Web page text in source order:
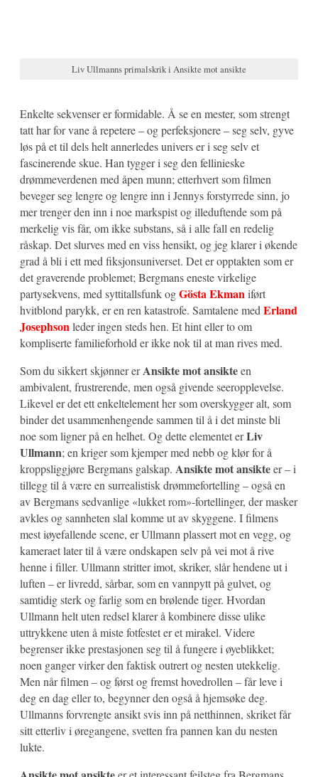
Liv Ullmanns primalskrik i Ansikte mot ansikte
Enkelte sekvenser er formidable. Å se en mester, som strengt
tatt har for vane å repetere – og perfeksjonere – seg selv, gyve
løs på et til dels helt annerledes univers er i seg selv et
fascinerende skue. Han tygger i seg den fellinieske
drømmeverdenen med åpen munn; etterhvert som filmen
beveger seg lengre og lengre inn i Jennys forstyrrede sinn, jo
mer trenger den inn i noe markspist og illeduftende som på
merkelig vis får, om ikke substans, så i alle fall en redelig
råskap. Det slurves med en viss hensikt, og jeg klarer i økende
grad å bli i ett med fiksjonsuniverset. Det er opptakten som er
det graverende problemet; Bergmans eneste virkelige
partysekvens, med syttitallsfunk ogGösta Ekmaniført
hvitblond parykk, er en ren katastrofe. Samtalene med Erland
Josephsonleder ingen steds hen. Et hint eller to om
kompliserte familieforhold er ikke nok til at man rives med.
Som du sikkert skjønner erAnsikte mot ansikteen
ambivalent, frustrerende, men også givende seeropplevelse.
Likevel er det ett enkeltelement her som overskygger alt, som
binder det usammenhengende sammen til å i det minste bli
noe som ligner på en helhet. Og dette elementet erLiv
Ullmann; en kriger som kjemper med nebb og klør for å
kroppsliggjøre Bergmans galskap. Ansikte mot ansikteer – i
tillegg til å være en surrealistisk drømmefortelling – også en
av Bergmans sedvanlige «lukket rom»-fortellinger, der masker
avkles og sannheten slal komme ut av skyggene. I filmens
mest iøyefallende scene, er Ullmann plassert mot en vegg, og
kameraet later til å være ondskapen selv på vei mot å rive
henne i filler. Ullmann stritter imot, skriker, slår hendene ut i
luften – er livredd, sårbar, som en vannpytt på gulvet, og
samtidig sterk og farlig som en brølende tiger. Hvordan
Ullmann helt uten redsel klarer å kombinere disse ulike
uttrykkene uten å miste fotfestet er et mirakel. Videre
begrenser ikke prestasjonen seg til å fungere i øyeblikket;
noen ganger virker den faktisk outrert og nesten utekkelig.
Men når filmen – og først og fremst hovedrollen – får leve i
deg en dag eller to, begynner den også å hjemsøke deg.
Ullmanns forvrengte ansikt svis inn på netthinnen, skriket får
sitt etterliv i øregangene, svetten fra pannen kan du nesten
lukte.